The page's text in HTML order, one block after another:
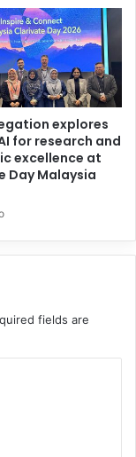
explores
for research and
excellence at
Day Malaysia
fields are